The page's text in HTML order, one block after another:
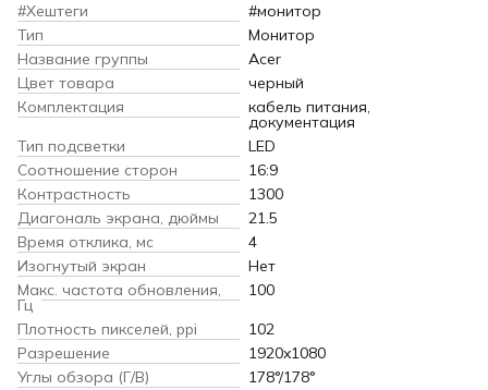
#Хештеги
#монитор
Тип
Монитор
Название группы
Acer
Цвет товара
черный
Комплектация
кабель питания,
документация
Тип подсветки
LED
Соотношение сторон
16:9
Контрастность
1300
Диагональ экрана, дюймы
21.5
Время отклика, мс
4
Изогнутый экран
Нет
Макс. частота обновления,
Гц
100
Плотность пикселей, ppi
102
Разрешение
1920x1080
Углы обзора (Г/В)
178°/178°